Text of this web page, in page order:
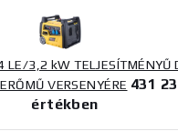
LE/3,2 kW TELJESÍTMÉNYŰ
VERSENYÉRE 431
értékben